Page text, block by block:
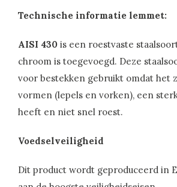
Technische informatie lemmet:
AISI 430 is een roestvaste
chroom is toegevoegd. Deze
voor bestekken gebruikt omdat het
vormen (lepels en vorken), een
heeft en niet snel roest.
Voedselveiligheid
Dit product wordt geproduceerd in